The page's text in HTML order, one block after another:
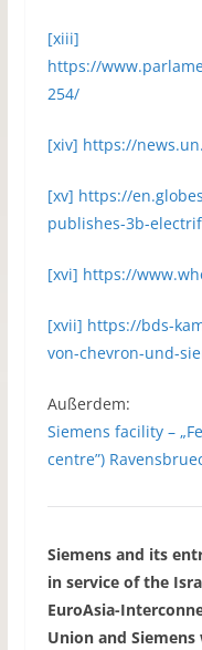
[xiii]
https://
254/
[xiv] https://
[xv] https://
publishes-3b-
[xvi] https://
[xvii] https://bds-
von-chevron-und-
Außerdem:
Siemens facility –
centre”)
Siemens and its
in service of the
EuroAsia-
Union and